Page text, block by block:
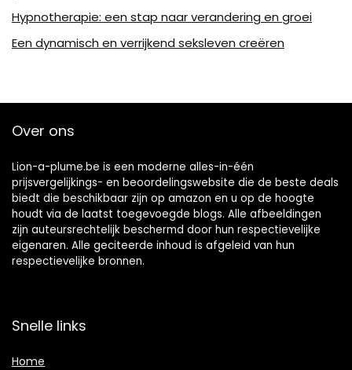
Hypnotherapie: een stap naar verandering en groei
Een dynamisch en verrijkend seksleven creëren
Over ons
Lion-a-plume.be is een moderne alles-in-één
prijsvergelijkings- en beoordelingswebsite die de beste deals
biedt die beschikbaar zijn op amazon en u op de hoogte
houdt via de laatst toegevoegde blogs. Alle afbeeldingen
zijn auteursrechtelijk beschermd door hun respectievelijke
eigenaren. Alle geciteerde inhoud is afgeleid van hun
respectievelijke bronnen.
Snelle links
Home